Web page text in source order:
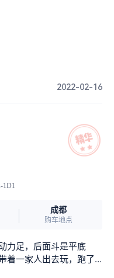
2022-02-16
1D1
成都
购车地点
力足，后面斗是平底
着一家人出去玩，跑了